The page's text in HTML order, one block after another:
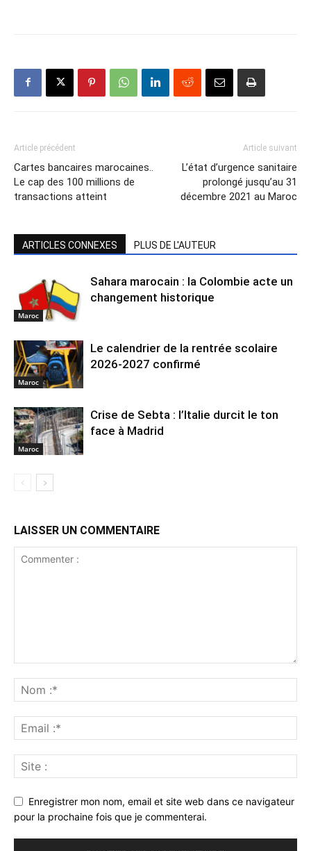
Article précédent
Cartes bancaires marocaines..
Le cap des 100 millions de
transactions atteint
Article suivant
L’état d’urgence sanitaire
prolongé jusqu’au 31
décembre 2021 au Maroc
ARTICLES CONNEXES PLUS DE L'AUTEUR
Maroc
Sahara marocain : la Colombie acte un
changement historique
Maroc
Le calendrier de la rentrée scolaire
2026-2027 confirmé
Maroc
Crise de Sebta : l’Italie durcit le ton
face à Madrid
LAISSER UN COMMENTAIRE
Enregistrer mon nom, email et site web dans ce navigateur
pour la prochaine fois que je commenterai.